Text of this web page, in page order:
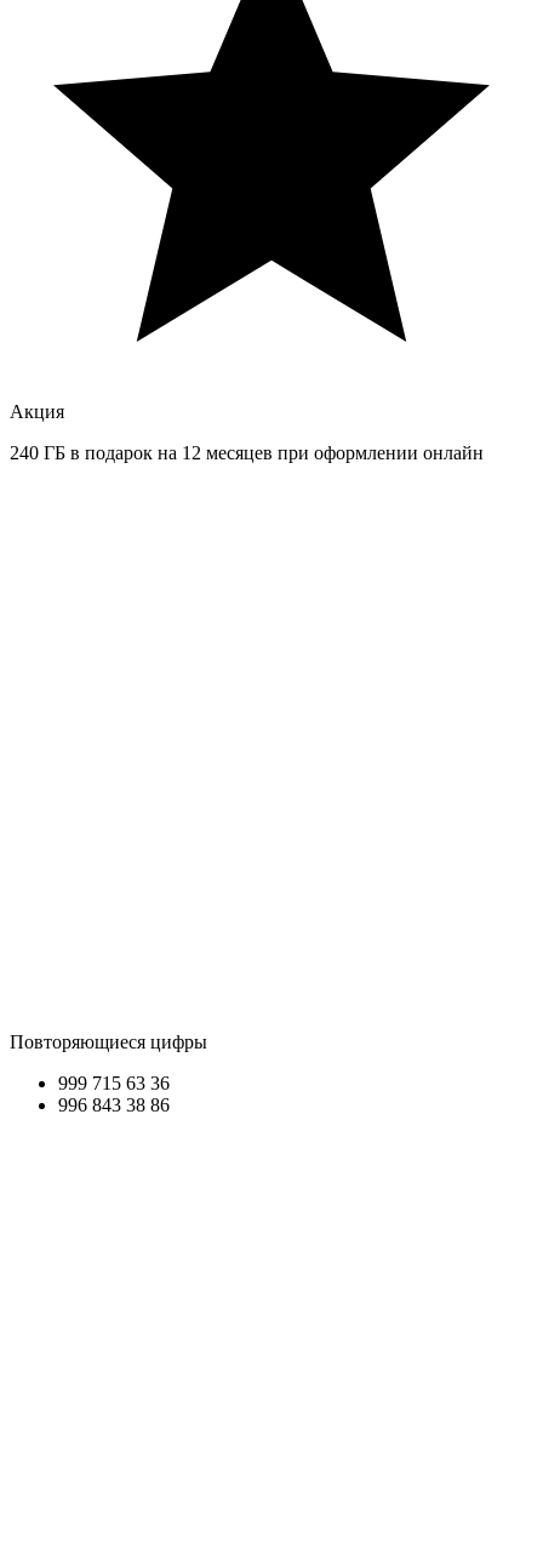
Акция
240 ГБ в подарок на 12 месяцев при оформлении онлайн
Повторяющиеся цифры
999 715 63 36
996 843 38 86